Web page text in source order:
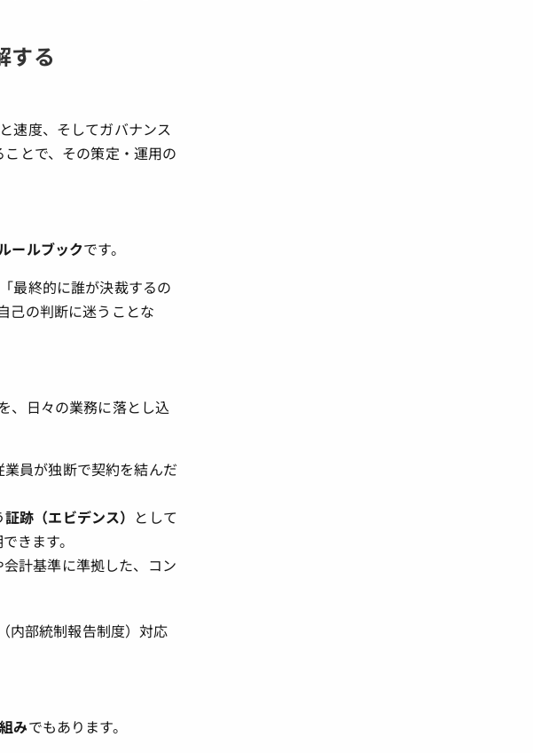
する
速度、そしてガバナンス
とで、その策定・運用の
ールブックです。
最終的に誰が決裁するの
己の判断に迷うことな
、日々の業務に落とし込
員が独断で契約を結んだ
証跡（エビデンス） として
きます。
計基準に準拠した、コン
内部統制報告制度）対応
みでもあります。